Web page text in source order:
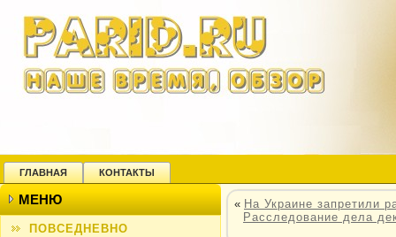
ГЛАВНАЯ КОНТАКТЫ
МЕНЮ
ПОВСЕДНЕВНО
« На Украине запретили
Расследование дела